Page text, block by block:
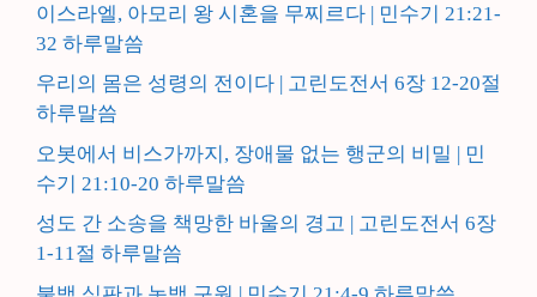
이스라엘, 아모리 왕 시혼을 무찌르다 | 민수기 21:21-
32 하루말씀
우리의 몸은 성령의 전이다 | 고린도전서 6장 12-20절
하루말씀
오봇에서 비스가까지, 장애물 없는 행군의 비밀 | 민
수기 21:10-20 하루말씀
성도 간 소송을 책망한 바울의 경고 | 고린도전서 6장
1-11절 하루말씀